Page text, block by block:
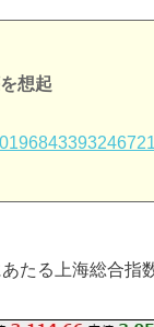
想起
たる上海総合指